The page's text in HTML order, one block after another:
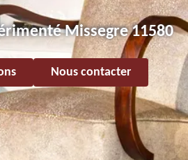
Missegre 11580
Nous contacter